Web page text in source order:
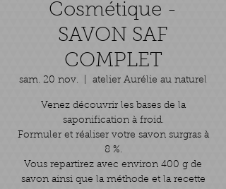
Cosmétique -
SAVON SAF
COMPLET
sam. 20 nov. atelier Aurélie au naturel
Venez découvrir les bases de la
saponification à froid.
Formuler et réaliser votre savon surgras à
8 %.
Vous repartirez avec environ 400 g de
savon ainsi que la méthode et la recette